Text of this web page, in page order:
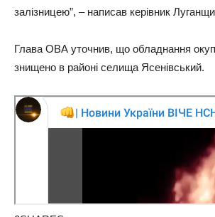
залізницею”, – написав керівник
Глава ОВА уточнив, що обладнання
знищено в районі селища Ясенівський.